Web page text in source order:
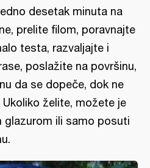
desetak minuta na
prelite filom, poravnajte
testa, razvaljajte i
poslažite na površinu,
da se dopeče, dok ne
želite, možete je
glazurom ili samo posuti